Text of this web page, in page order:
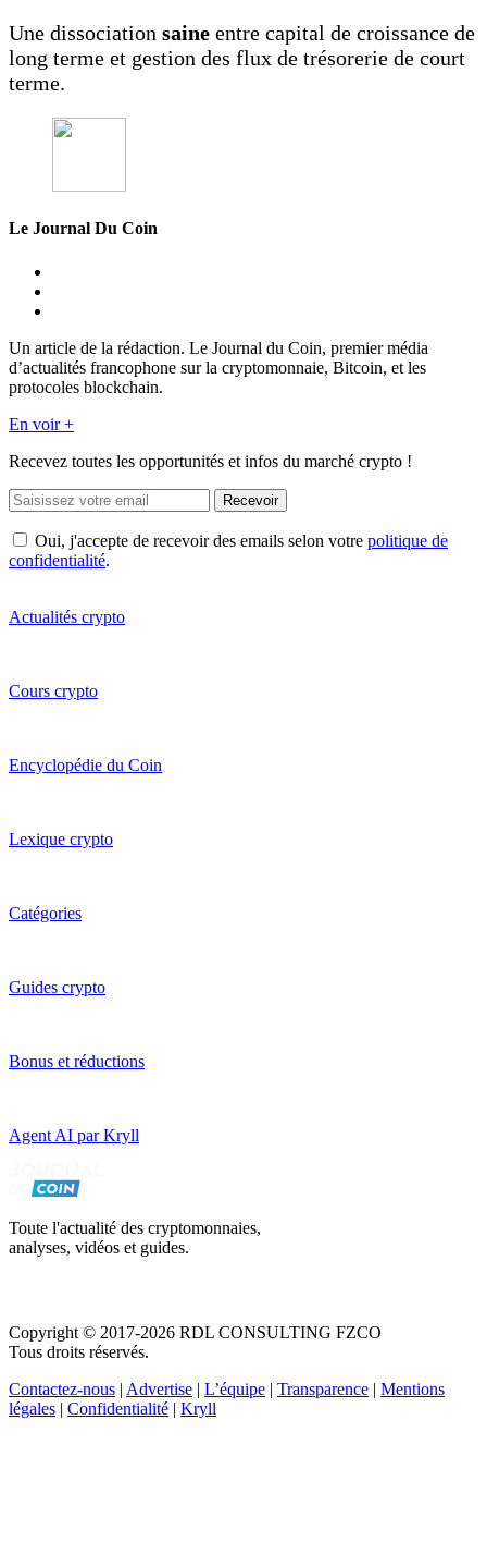
Une dissociation saine entre capital de croissance de
long terme et gestion des flux de trésorerie de court
terme.
Le Journal Du Coin
Un article de la rédaction. Le Journal du Coin, premier média
d’actualités francophone sur la cryptomonnaie, Bitcoin, et les
protocoles blockchain.
En voir +
Recevez toutes les opportunités et infos du marché crypto !
Recevoir
Oui, j'accepte de recevoir des emails selon votre politique de
confidentialité.
Actualités crypto
Cours crypto
Encyclopédie du Coin
Lexique crypto
Catégories
Guides crypto
Bonus et réductions
Agent AI par Kryll
Toute l'actualité des cryptomonnaies,
analyses, vidéos et guides.
Copyright © 2017-2026 RDL CONSULTING FZCO
Tous droits réservés.
Contactez-nous | Advertise | L’équipe | Transparence | Mentions
légales | Confidentialité | Kryll